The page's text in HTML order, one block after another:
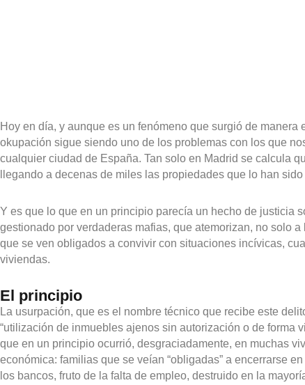
Hoy en día, y aunque es un fenómeno que surgió de
okupación sigue siendo uno de los problemas con los que
cualquier ciudad de España. Tan solo en Madrid se calcula
llegando a decenas de miles las propiedades que lo han
Y es que lo que en un principio parecía un hecho de justicia
gestionado por verdaderas mafias, que atemorizan, no solo
que se ven obligados a convivir con situaciones incívicas,
viviendas.
El principio
La usurpación, que es el nombre técnico que recibe este
“utilización de inmuebles ajenos sin autorización o de forma
que en un principio ocurrió, desgraciadamente, en muchas
económica: familias que se veían “obligadas” a encerrarse
los bancos, fruto de la falta de empleo, destruido en la